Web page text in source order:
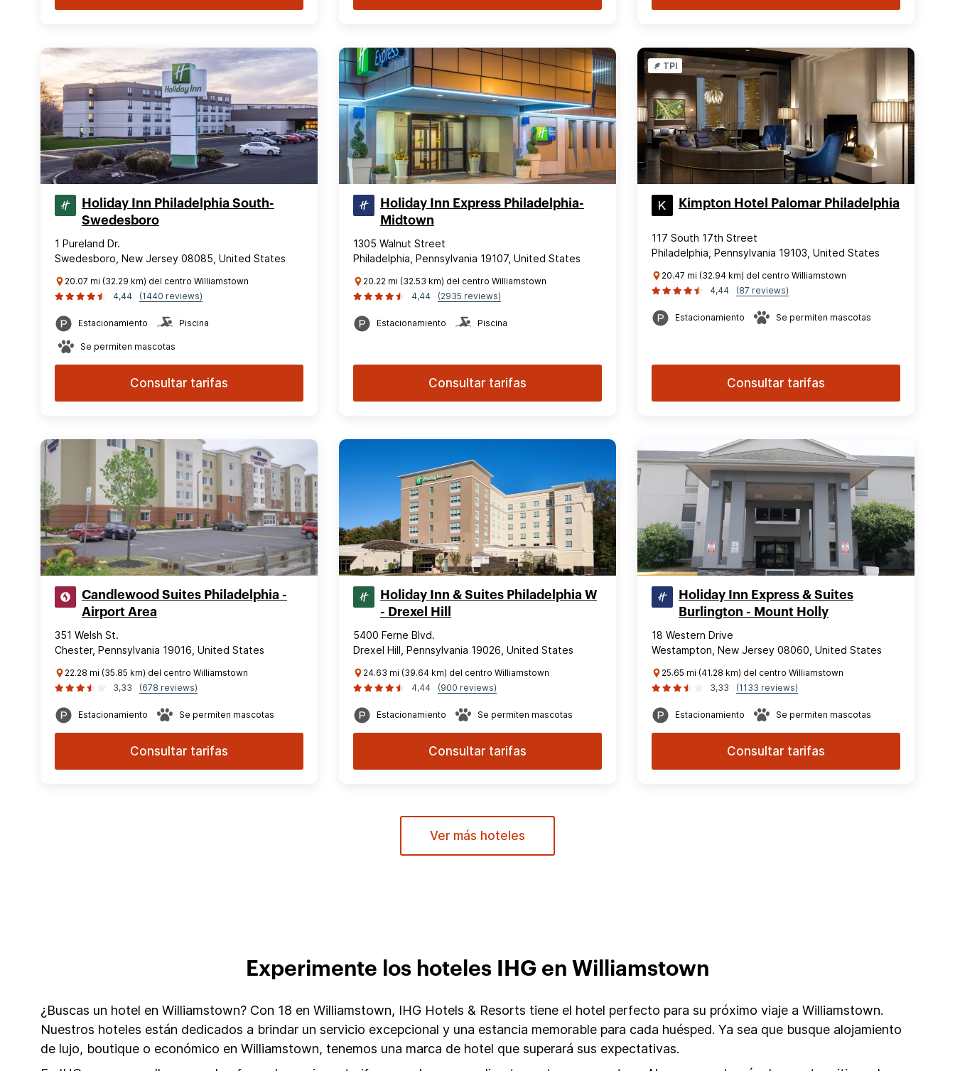
Holiday Inn Philadelphia South-
Swedesboro
1 Pureland Dr.
Swedesboro, New Jersey 08085, United States
20.07 mi (32.29 km) del centro Williamstown
4,44
(1440 reviews)
Estacionamiento Piscina
Se permiten mascotas
Consultar tarifas
Holiday Inn Express Philadelphia-
Midtown
1305 Walnut Street
Philadelphia, Pennsylvania 19107, United States
20.22 mi (32.53 km) del centro Williamstown
4,44
(2935 reviews)
Estacionamiento Piscina
Consultar tarifas
TPI
Kimpton Hotel Palomar Philadelphia
117 South 17th Street
Philadelphia, Pennsylvania 19103, United States
20.47 mi (32.94 km) del centro Williamstown
4,44
(87 reviews)
Estacionamiento Se permiten mascotas
Consultar tarifas
Candlewood Suites Philadelphia -
Airport Area
351 Welsh St.
Chester, Pennsylvania 19016, United States
22.28 mi (35.85 km) del centro Williamstown
3,33
(678 reviews)
Estacionamiento Se permiten mascotas
Consultar tarifas
Holiday Inn & Suites Philadelphia W
- Drexel Hill
5400 Ferne Blvd.
Drexel Hill, Pennsylvania 19026, United States
24.63 mi (39.64 km) del centro Williamstown
4,44
(900 reviews)
Estacionamiento Se permiten mascotas
Consultar tarifas
Holiday Inn Express & Suites
Burlington - Mount Holly
18 Western Drive
Westampton, New Jersey 08060, United States
25.65 mi (41.28 km) del centro Williamstown
3,33
(1133 reviews)
Estacionamiento Se permiten mascotas
Consultar tarifas
Ver más hoteles
Experimente los hoteles IHG en Williamstown
¿Buscas un hotel en Williamstown? Con 18 en Williamstown, IHG Hotels & Resorts tiene el hotel perfecto para su próximo viaje a Williamstown.
Nuestros hoteles están dedicados a brindar un servicio excepcional y una estancia memorable para cada huésped. Ya sea que busque alojamiento
de lujo, boutique o económico en Williamstown, tenemos una marca de hotel que superará sus expectativas.